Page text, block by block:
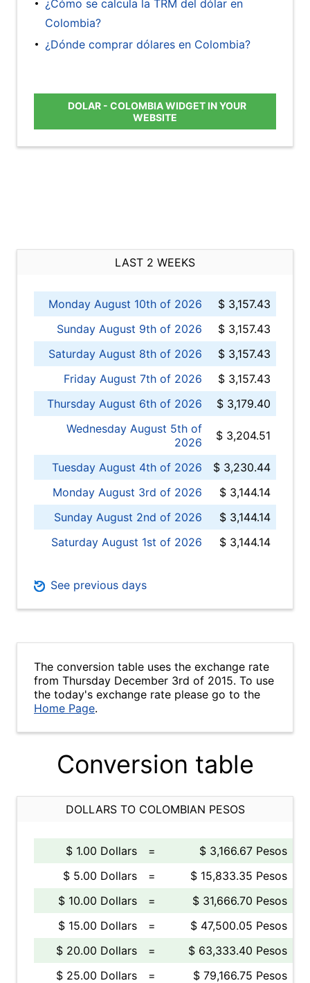
¿Cómo se calcula la TRM del dólar en
Colombia?
¿Dónde comprar dólares en Colombia?
DOLAR - COLOMBIA WIDGET IN YOUR
WEBSITE
LAST 2 WEEKS
Monday August 10th of 2026
$ 3,157.43
Sunday August 9th of 2026
$ 3,157.43
Saturday August 8th of 2026
$ 3,157.43
Friday August 7th of 2026
$ 3,157.43
Thursday August 6th of 2026
$ 3,179.40
Wednesday August 5th of
2026
$ 3,204.51
Tuesday August 4th of 2026
$ 3,230.44
Monday August 3rd of 2026
$ 3,144.14
Sunday August 2nd of 2026
$ 3,144.14
Saturday August 1st of 2026
$ 3,144.14
See previous days
The conversion table uses the exchange rate
from Thursday December 3rd of 2015. To use
the today's exchange rate please go to the
Home Page.
Conversion table
DOLLARS TO COLOMBIAN PESOS
$ 1.00 Dollars =
$ 3,166.67 Pesos
$ 5.00 Dollars
=
$ 15,833.35 Pesos
$ 10.00 Dollars
=
$ 31,666.70 Pesos
$ 15.00 Dollars
=
$ 47,500.05 Pesos
$ 20.00 Dollars
=
$ 63,333.40 Pesos
$ 25.00 Dollars
=
$ 79,166.75 Pesos